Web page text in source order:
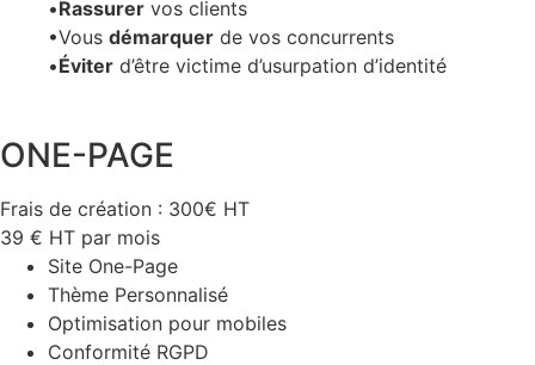
•Rassurer vos clients
•Vous démarquer de vos concurrents
•Éviter d’être victime d’usurpation d’identité
ONE-PAGE
Frais de création : 300€ HT
39 € HT par mois
Site One-Page
Thème Personnalisé
Optimisation pour mobiles
Conformité RGPD